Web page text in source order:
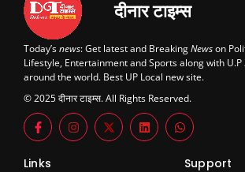
दीनार टाइम्स
Today’snews: Get latest and BreakingNewson
Lifestyle, Entertainment and Sports along with U.P
around the world. Best UP Local new site.
© 2025 दीनार टाइम्स. All Rights Reserved.
Links Support